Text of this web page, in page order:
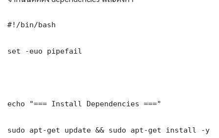
#!/bin/bash
set -euo pipefail
echo "=== Install Dependencies ==="
sudo apt-get update && sudo apt-get install -y \